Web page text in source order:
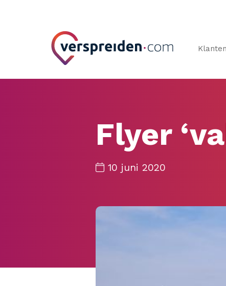
Flyer
10 juni 2020